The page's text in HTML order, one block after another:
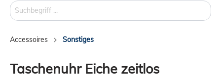
Accessoires Sonstiges
Taschenuhr Eiche zeitlos